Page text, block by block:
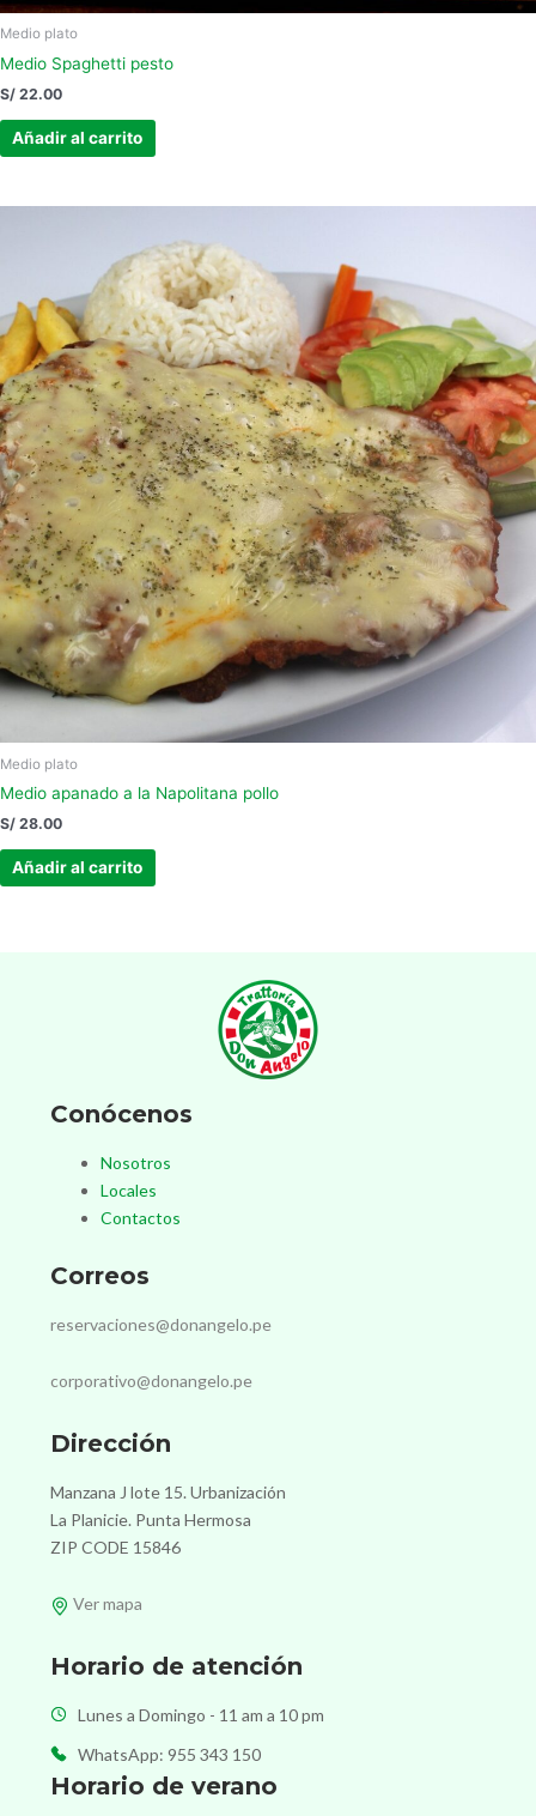
Medio plato
Medio Spaghetti pesto
S/ 22.00
Añadir al carrito
Medio plato
Medio apanado a la Napolitana pollo
S/ 28.00
Añadir al carrito
Conócenos
Nosotros
Locales
Contactos
Correos
reservaciones@donangelo.pe
corporativo@donangelo.pe
Dirección
Manzana J lote 15. Urbanización
La Planicie. Punta Hermosa
ZIP CODE 15846
Ver mapa
Horario de atención
Lunes a Domingo - 11 am a 10 pm
WhatsApp: 955 343 150
Horario de verano